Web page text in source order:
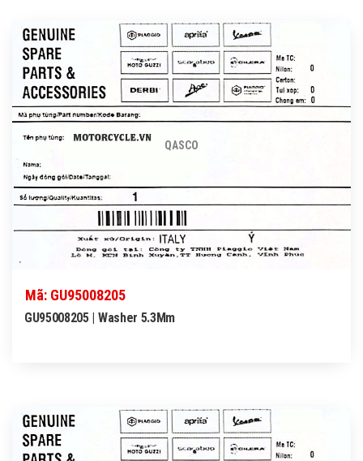
QASCO
Mã: GU95008205
GU95008205 | Washer 5.3Mm